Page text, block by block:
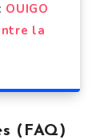
OUIGO
la
(FAQ)